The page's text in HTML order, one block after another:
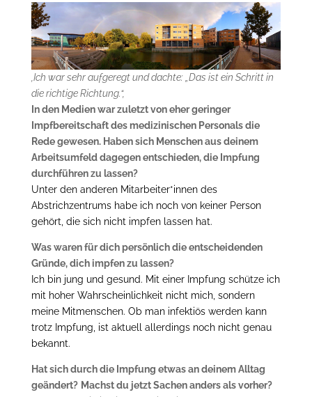
‚Ich war sehr aufgeregt und dachte: „Das ist ein Schritt in
die richtige Richtung.“‚
In den Medien war zuletzt von eher geringer
Impfbereitschaft des medizinischen Personals die
Rede gewesen. Haben sich Menschen aus deinem
Arbeitsumfeld dagegen entschieden, die Impfung
durchführen zu lassen?
Unter den anderen Mitarbeiter*innen des
Abstrichzentrums habe ich noch von keiner Person
gehört, die sich nicht impfen lassen hat.
Was waren für dich persönlich die entscheidenden
Gründe, dich impfen zu lassen?
Ich bin jung und gesund. Mit einer Impfung schütze ich
mit hoher Wahrscheinlichkeit nicht mich, sondern
meine Mitmenschen. Ob man infektiös werden kann
trotz Impfung, ist aktuell allerdings noch nicht genau
bekannt.
Hat sich durch die Impfung etwas an deinem Alltag
geändert? Machst du jetzt Sachen anders als vorher?